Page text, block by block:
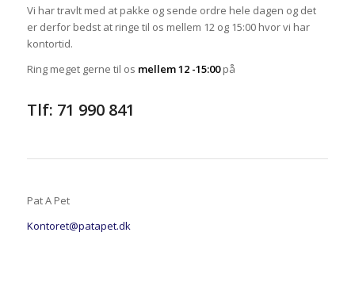
Vi har travlt med at pakke og sende ordre hele dagen og det
er derfor bedst at ringe til os mellem 12 og 15:00 hvor vi har
kontortid.
Ring meget gerne til os mellem 12 -15:00på
Tlf: 71 990 841
Pat A Pet
Kontoret@patapet.dk